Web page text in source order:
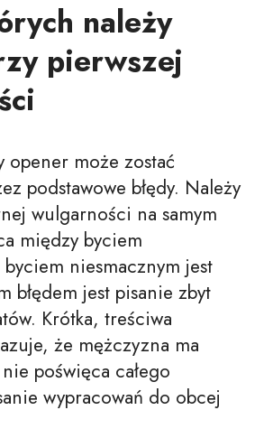
należy
pierwszej
opener może zostać
podstawowe błędy. Należy
wulgarności na samym
między byciem
niesmacznym jest
błędem jest pisanie zbyt
Krótka, treściwa
że mężczyzna ma
poświęca całego
wypracowań do obcej